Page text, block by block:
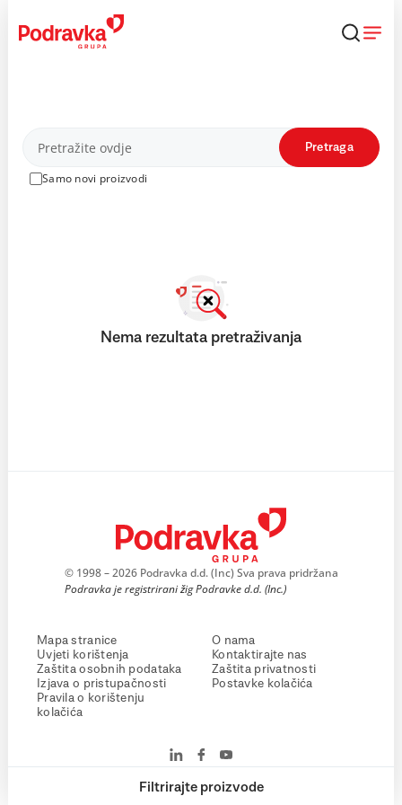
content
Proizvodi
Samo novi proizvodi
Pretraga
Filtrirajte proizvode
Nema rezultata pretraživanja
© 1998 – 2026 Podravka d.d. (Inc) Sva prava pridržana
Podravka je registrirani žig Podravke d.d. (Inc.)
Mapa stranice
Uvjeti korištenja
Zaštita osobnih podataka
Izjava o pristupačnosti
Pravila o korištenju
kolačića
O nama
Kontaktirajte nas
Zaštita privatnosti
Postavke kolačića